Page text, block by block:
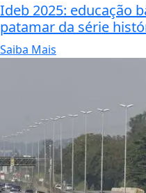
Ideb 2025: educação
patamar da série
Saiba Mais